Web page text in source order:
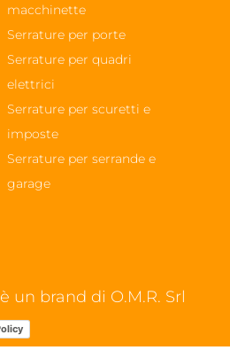
macchinette
Serrature per porte
Serrature per quadri
elettrici
Serrature per scuretti e
imposte
Serrature per serrande e
garage
un brand di O.M.R. Srl